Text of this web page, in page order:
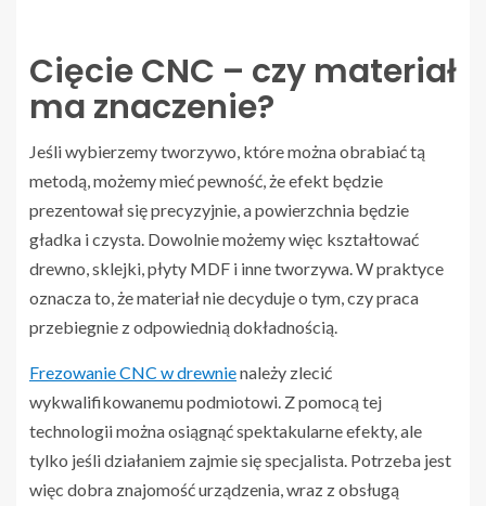
Cięcie CNC – czy materiał
ma znaczenie?
Jeśli wybierzemy tworzywo, które można obrabiać tą
metodą, możemy mieć pewność, że efekt będzie
prezentował się precyzyjnie, a powierzchnia będzie
gładka i czysta. Dowolnie możemy więc kształtować
drewno, sklejki, płyty MDF i inne tworzywa. W praktyce
oznacza to, że materiał nie decyduje o tym, czy praca
przebiegnie z odpowiednią dokładnością.
Frezowanie CNC w drewnienależy zlecić
wykwalifikowanemu podmiotowi. Z pomocą tej
technologii można osiągnąć spektakularne efekty, ale
tylko jeśli działaniem zajmie się specjalista. Potrzeba jest
więc dobra znajomość urządzenia, wraz z obsługą